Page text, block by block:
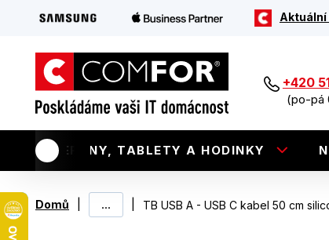
Aktuální
+420
(po-pá
TELEFONY, TABLETY A HODINKY
Domů ... TB USB A - USB C kabel 50 cm